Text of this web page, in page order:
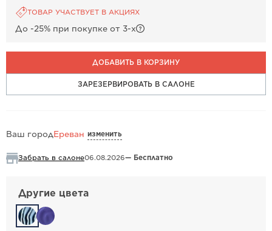
ТОВАР УЧАСТВУЕТ В АКЦИЯХ
До -25% при покупке от 3-х
ДОБАВИТЬ В КОРЗИНУ
ЗАРЕЗЕРВИРОВАТЬ В САЛОНЕ
Ваш городЕреван изменить
Забрать в салоне06.08.2026— Бесплатно
Другие цвета